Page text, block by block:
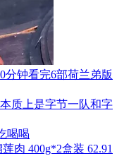
分钟看完6部荷兰弟版
质上是字节一队和字
喝喝
肉 400g*2盒装 62.91